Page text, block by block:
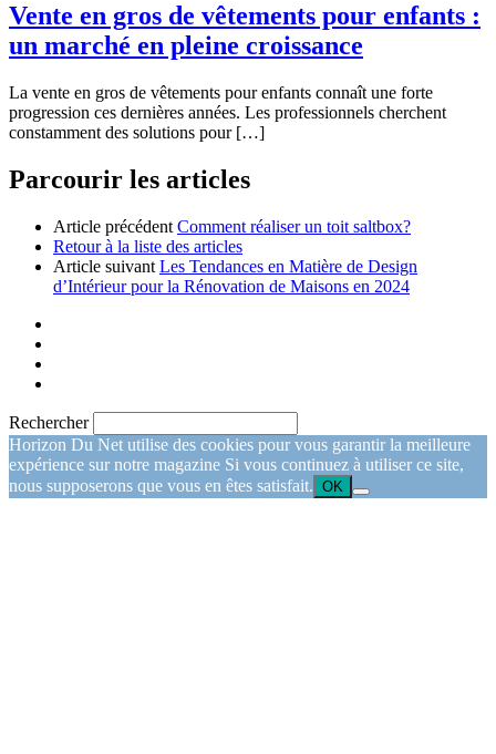
Vente en gros de vêtements pour enfants :
un marché en pleine croissance
La vente en gros de vêtements pour enfants connaît une forte
progression ces dernières années. Les professionnels cherchent
constamment des solutions pour […]
Parcourir les articles
Article précédent Comment réaliser un toit saltbox?
Retour à la liste des articles
Article suivant Les Tendances en Matière de Design
d’Intérieur pour la Rénovation de Maisons en 2024
Rechercher
Horizon Du Net utilise des cookies pour vous garantir la meilleure
expérience sur notre magazine Si vous continuez à utiliser ce site,
nous supposerons que vous en êtes satisfait. OK